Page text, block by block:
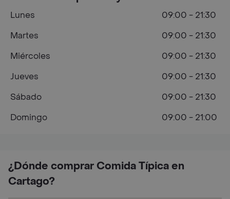
¿Dónde comprar Comida Típica en
Cartago?
Lunes
09:00 - 21:30
Martes
09:00 - 21:30
Miércoles
09:00 - 21:30
Jueves
09:00 - 21:30
Sábado
09:00 - 21:30
Domingo
09:00 - 21:00